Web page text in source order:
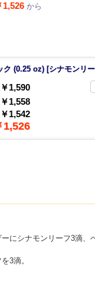
1,526 から
(0.25 oz) [シナモンリ
￥1,590
￥1,558
￥1,542
1,526
にシナモンリーフ3滴、
3滴。